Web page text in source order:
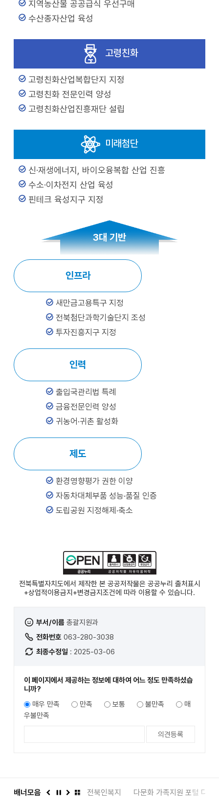
지역농산물 공공급식 우선구매
수산종자산업 육성
고령친화
고령친화산업복합단지 지정
고령친화 전문인력 양성
고령친화산업진흥재단 설립
미래첨단
신·재생에너지, 바이오융복합 산업 진흥
수소·이차전지 산업 육성
핀테크 육성지구 지정
3대 기반
인프라
새만금고용특구 지정
전북첨단과학기술단지 조성
투자진흥지구 지정
인력
출입국관리법 특례
금융전문인력 양성
귀농어·귀촌 활성화
제도
환경영향평가 권한 이양
자동차대체부품 성능·품질 인증
도립공원 지정해제·축소
전북특별자치도에서 제작한 본 공공저작물은 공공누리 출처표시
+상업적이용금지+변경금지 조건에 따라 이용할 수 있습니다.
부서/이름 총괄지원과
전화번호 063-280-3038
최종수정일 : 2025-03-06
이 페이지에서 제공하는 정보에 대하여 어느 정도 만족하셨습
니까?
매우 만족
만족 보통 불만족
매
우불만족
배너모음
서관 인권상담 1331 전북인복지 다문화 가족지원 포털 다누